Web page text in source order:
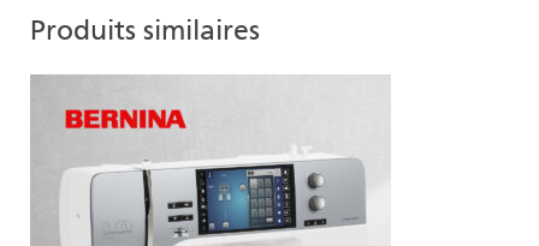
Produits similaires